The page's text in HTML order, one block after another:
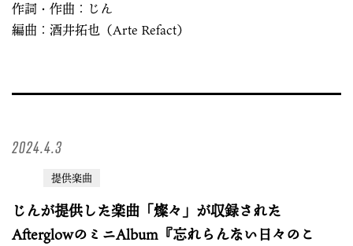
作詞・作曲：じん
編曲：酒井拓也（Arte Refact）
2024.4.3
提供楽曲
じんが提供した楽曲「燦々」が収録された
AfterglowのミニAlbum『忘れらんない日々のこ